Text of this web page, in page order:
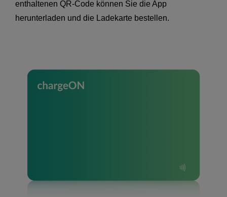
enthaltenen QR-Code können Sie die App
herunterladen und die Ladekarte bestellen.